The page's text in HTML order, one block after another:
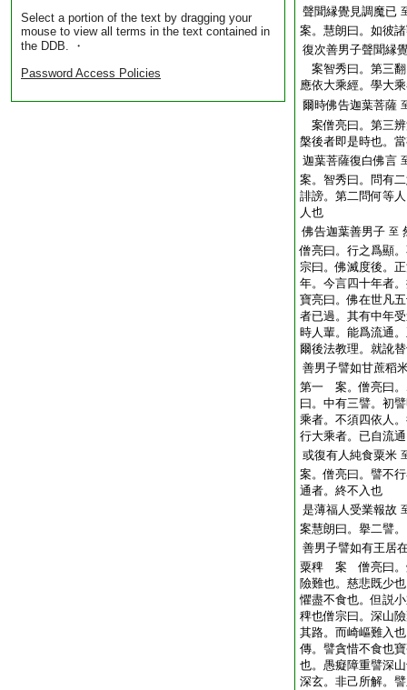
Select a portion of the text by dragging your
mouse to view all terms in the text contained in
the DDB. ・
Password Access Policies
聲聞縁覺見調魔已
案。慧朗曰。如彼
復次善男子聲聞縁
案智秀曰。第三
應依大乘經。學大
爾時佛告迦葉菩薩
案僧亮曰。第三
槃後者即是時也。
迦葉菩薩復白佛言
案。智秀曰。問有
誹謗。第二問何等
人也
佛告迦葉善男子 至
僧亮曰。行之爲顯
宗曰。佛滅度後。
年。今言四十年者
寶亮曰。佛在世凡
者已過。其有中年
時人輩。能爲流通
爾後法教理。就訛
善男子譬如甘蔗稻
第一 案。僧亮曰。
曰。中有三譬。初
乘者。不須四依人
行大乘者。已自流
或復有人純食粟米
案。僧亮曰。譬不
通者。終不入也
是薄福人受業報故
案慧朗曰。擧二譬
善男子譬如有王居
粟稗 案 僧亮曰。
險難也。慈悲既少
懼盡不食也。但説
稗也僧宗曰。深山
其路。而崎嶇難入
傳。譬貪惜不食也
也。愚癡障重譬深
深玄。非己所解。